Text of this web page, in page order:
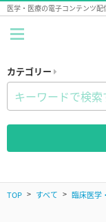
医学・医療の電子コンテンツ配
カテゴリー
TOP すべて 臨床医学